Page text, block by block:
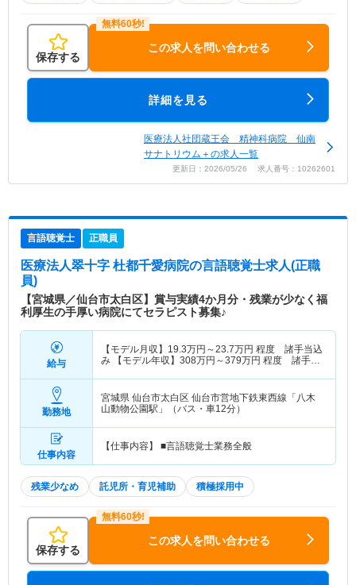
保存する
この求人を問い合わせる
詳細を見る
医療法人社団蔵王会 精神科病院 仙南
サナトリウム＋の求人一覧
更新日：2026/05/26 求人番号：10262601
言語聴覚士 正職員
医療法人翠十字 杜都千愛病院の言語聴覚士求人(正職
員)
【宮城県／仙台市太白区】賞与実績4か月分・残業が少なく福
利厚生の手厚い病院にてセラピスト募集♪
給与
【モデル月収】 19.3万円～23.7万円 程度 諸手当込
み 【モデル年収】 308万円～379万円 程度 諸手
勤務地
宮城県 仙台市太白区 仙台市営地下鉄東西線「八木
山動物公園駅」（バス・車12分）
仕事内容
【仕事内容】 ■言語聴覚士業務全般
残業少なめ 託児所・育児補助 積極採用中
保存する
この求人を問い合わせる